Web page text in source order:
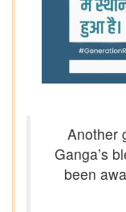
Another
Ganga’s
been